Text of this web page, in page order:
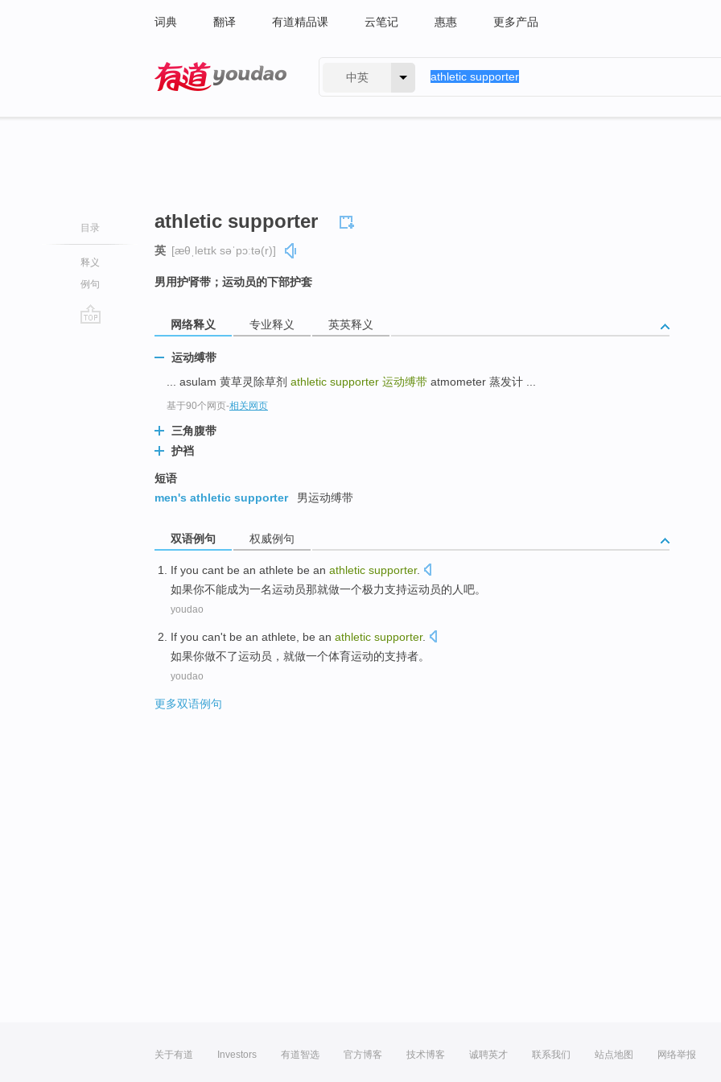
词典 翻译 有道精品课 云笔记 惠惠 更多产品
中英
目录
释义
例句
athletic supporter
英 [æθˌletɪk səˈpɔːtə(r)]
男用护肾带；运动员的下部护套
网络释义 专业释义 英英释义
运动缚带
... asulam 黄草灵除草剂 athletic supporter 运动缚带 atmometer 蒸发计 ...
基于90个网页-相关网页
三角腹带
护裆
短语
men's athletic supporter
男运动缚带
双语例句 权威例句
If you cant be an athlete be an athletic supporter.
如果你不能成为一名运动员那就做一个极力支持运动员的人吧。
youdao
If you can't be an athlete, be an athletic supporter.
如果你做不了运动员， 就做一个体育运动的支持者。
youdao
更多双语例句
关于有道 Investors 有道智选 官方博客 技术博客 诚聘英才 联系我们 站点地图 网络举报